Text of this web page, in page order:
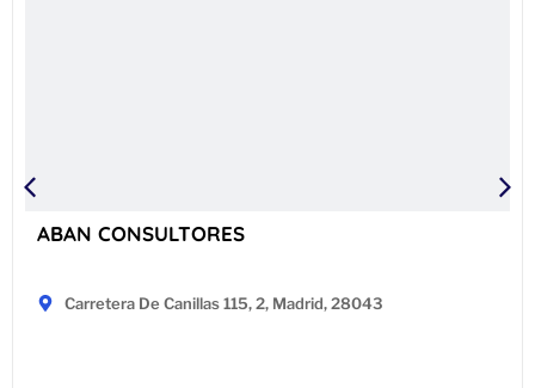
ABAN CONSULTORES
Carretera De Canillas 115, 2, Madrid, 28043